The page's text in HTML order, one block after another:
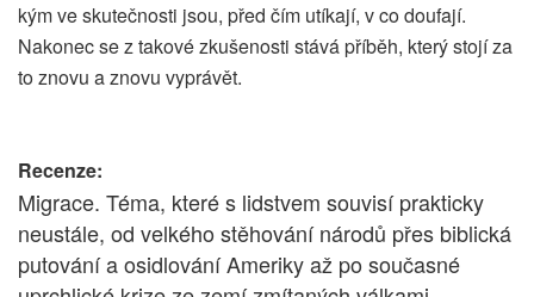
kým ve skutečnosti jsou, před čím utíkají, v co doufají.
Nakonec se z takové zkušenosti stává příběh, který stojí za
to znovu a znovu vyprávět.
Recenze:
Migrace. Téma, které s lidstvem souvisí prakticky
neustále, od velkého stěhování národů přes biblická
putování a osidlování Ameriky až po současné